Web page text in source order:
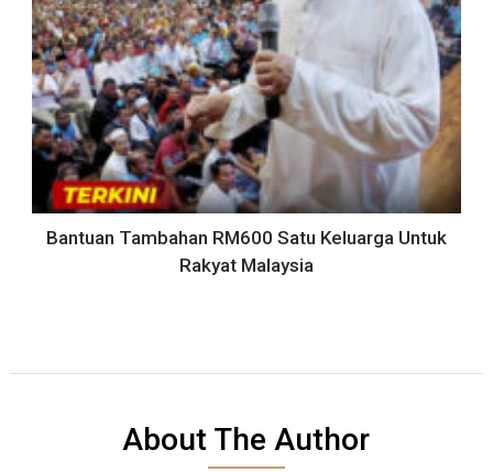
Bantuan Tambahan RM600 Satu Keluarga Untuk
Rakyat Malaysia
About The Author